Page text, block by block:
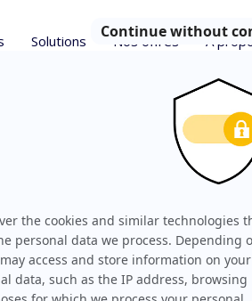
Solutions Nos offres À